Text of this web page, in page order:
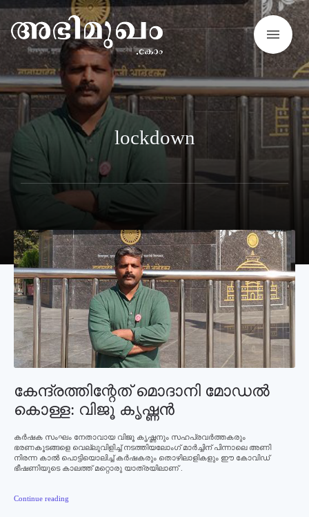
menu
lockdown
കേന്ദ്രത്തിന്റേത്‌ മൊദാനി മോഡൽ
കൊള്ള: വിജൂ കൃഷ്ണന്‍
കര്‍ഷക സംഘം നേതാവായ വിജൂ കൃഷ്ണനും സഹപ്രവര്‍ത്തകരും
ഭരണകൂടങ്ങളെ വെല്ലുവിളിച്ച് നടത്തിയലോംഗ് മാർച്ചിന് പിന്നാലെ അണി
നിരന്ന കാൽ പൊട്ടിയൊലിച്ച് കർഷകരും തൊഴിലാളികളും ഈ കോവിഡ്
ഭീഷണിയുടെ കാലത്ത് മറ്റൊരു യാത്രയിലാണ് .
Continue reading